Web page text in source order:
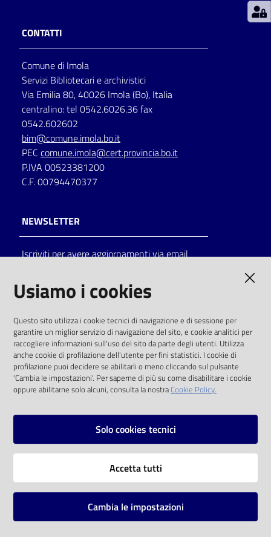
per
lettura
Seguici
su
Catalogo
on line
Eventi
Chiedi al
bibliotecario
CONTATTI
Comune di Imola
Servizi Bibliotecari e archivistici
Via Emilia 80, 40026 Imola (Bo), Italia
centralino: tel 0542.6026.36 fax
0542.602602
bim@comune.imola.bo.it
PEC comune.imola@cert.provincia.bo.it
P.IVA 00523381200
C.F. 00794470377
NEWSLETTER
Iscriviti per avere aggiornamenti via email
solo alle condizioni previste dalla direttiva
comunitaria 2003/98/CE e dal d.lgs. 36/2006
SOCIAL
Instagram
Vai alla pagina
Mappa del sito
Usiamo i cookies
Questo sito utilizza i cookie tecnici di navigazione e di sessione per
garantire un miglior servizio di navigazione del sito, e cookie analitici per
raccogliere informazioni sull'uso del sito da parte degli utenti. Utilizza
anche cookie di profilazione dell'utente per fini statistici. I cookie di
profilazione puoi decidere se abilitarli o meno cliccando sul pulsante
'Cambia le impostazioni'. Per saperne di più su come disabilitare i cookie
oppure abilitarne solo alcuni, consulta la nostraCookie Policy.
Solo cookies tecnici
Accetta tutti
Cambia le impostazioni